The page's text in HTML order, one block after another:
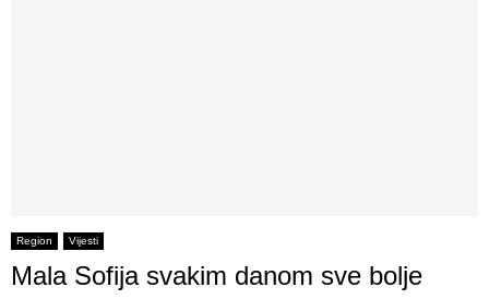
Region Vijesti
Mala Sofija svakim danom sve bolje